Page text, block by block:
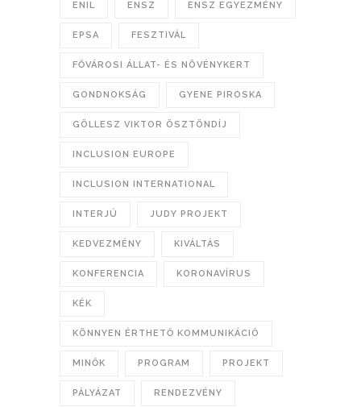
ENIL ENSZ ENSZ EGYEZMÉNY
EPSA FESZTIVÁL
FŐVÁROSI ÁLLAT- ÉS NÖVÉNYKERT
GONDNOKSÁG GYENE PIROSKA
GÖLLESZ VIKTOR ÖSZTÖNDÍJ
INCLUSION EUROPE
INCLUSION INTERNATIONAL
INTERJÚ JUDY PROJEKT
KEDVEZMÉNY KIVÁLTÁS
KONFERENCIA KORONAVÍRUS
KÉK
KÖNNYEN ÉRTHETŐ KOMMUNIKÁCIÓ
MINŐK PROGRAM PROJEKT
PÁLYÁZAT RENDEZVÉNY